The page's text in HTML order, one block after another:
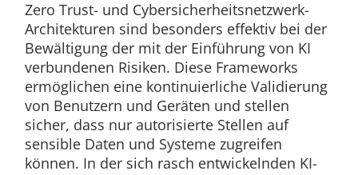
Zero Trust- und Cybersicherheitsnetzwerk-
Architekturen sind besonders effektiv bei der
Bewältigung der mit der Einführung von KI
verbundenen Risiken. Diese Frameworks
ermöglichen eine kontinuierliche Validierung
von Benutzern und Geräten und stellen
sicher, dass nur autorisierte Stellen auf
sensible Daten und Systeme zugreifen
können. In der sich rasch entwickelnden KI-